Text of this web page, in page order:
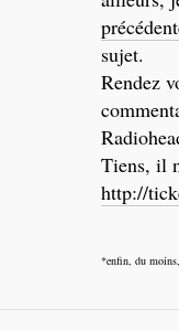
sujet.
Rendez
Tiens, il
http://
*enfin, du moins,